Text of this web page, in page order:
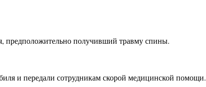
предположительно получивший травму спины.
и передали сотрудникам скорой медицинской помощи.